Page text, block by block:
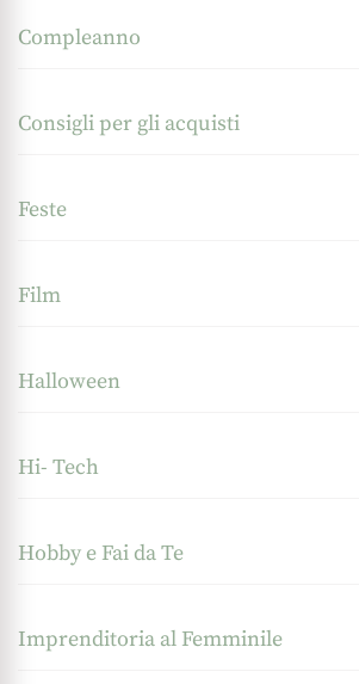
Compleanno
Consigli per gli acquisti
Feste
Film
Halloween
Hi- Tech
Hobby e Fai da Te
Imprenditoria al Femminile